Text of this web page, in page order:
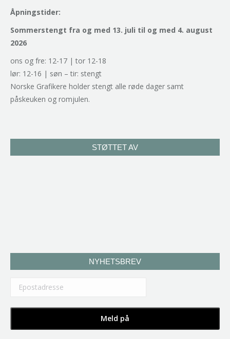
Åpningstider:
Sommerstengt fra og med 13. juli til og med 4. august
2026
ons og fre: 12-17 | tor 12-18
lør: 12-16 | søn – tir: stengt
Norske Grafikere holder stengt alle røde dager samt
påskeuken og romjulen.
STØTTET AV
NYHETSBREV